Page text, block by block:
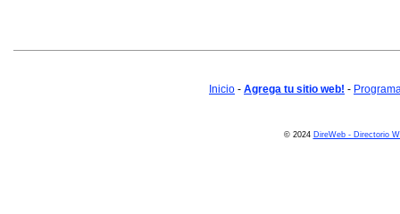
Inicio - Agrega tu sitio web! -
© 2024 DireWeb - Directorio